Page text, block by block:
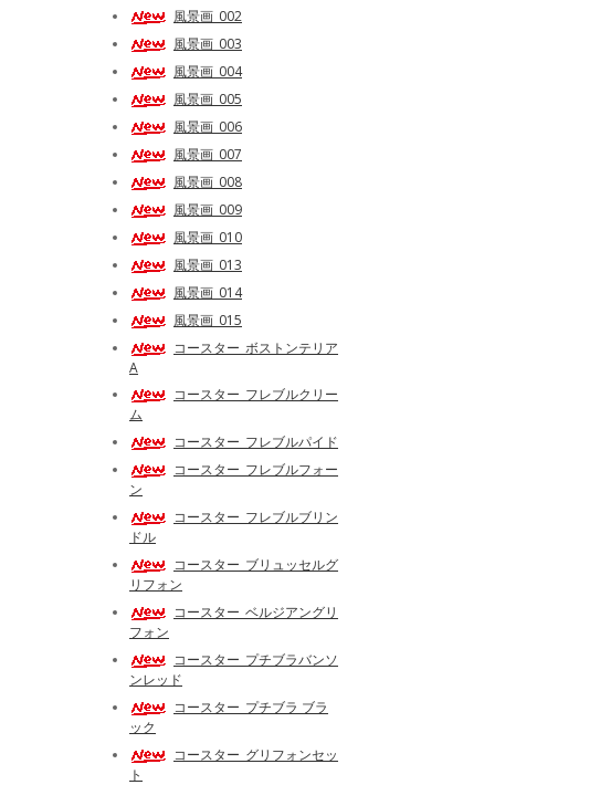
風景画_002
風景画_003
風景画_004
風景画_005
風景画_006
風景画_007
風景画_008
風景画_009
風景画_010
風景画_013
風景画_014
風景画_015
コースター_ボストンテリア
A
コースター_フレブルクリー
ム
コースター_フレブルパイド
コースター_フレブルフォー
ン
コースター_フレブルブリン
ドル
コースター_ブリュッセルグ
リフォン
コースター_ベルジアングリ
フォン
コースター_プチブラバンソ
ンレッド
コースター_プチブラ ブラ
ック
コースター_グリフォンセッ
ト